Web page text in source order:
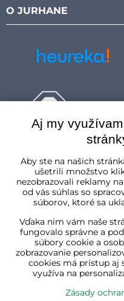
O JURHANE
Aj my
Aby ste na našich
ušetrili množstvo
nezobrazovali reklamy
od vás súhlas so
súborov, ktoré sa
Vďaka nim vám naše
fungovalo správne a
súbory cookie a
zobrazovanie
cookies má prístup aj
využíva na
Zásady